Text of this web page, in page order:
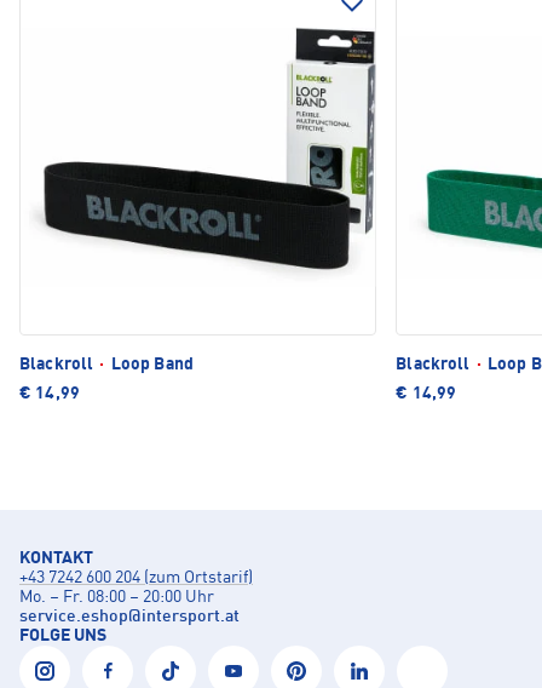
Blackroll ·
Loop Band
€ 14,99
Blackroll ·
Loop
€ 14,99
KONTAKT
+43 7242 600 204 (zum Ortstarif)
Mo. – Fr. 08:00 – 20:00 Uhr
service.eshop@intersport.at
FOLGE UNS